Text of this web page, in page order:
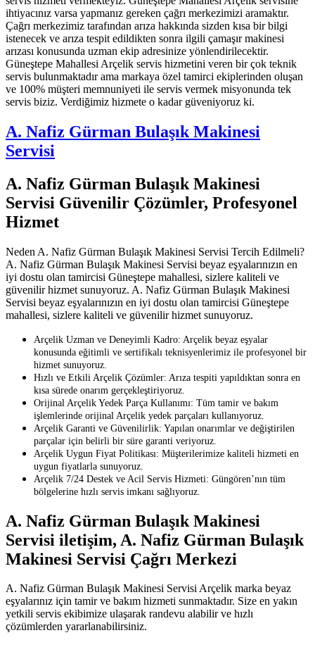
ihtiyacınız varsa yapmanız gereken çağrı merkezimizi aramaktır.
Çağrı merkezimiz tarafından arıza hakkında sizden kısa bir bilgi
istenecek ve arıza tespit edildikten sonra ilgili çamaşır makinesi
arızası konusunda uzman ekip adresinize yönlendirilecektir.
Güneştepe Mahallesi Arçelik servis hizmetini veren bir çok teknik
servis bulunmaktadır ama markaya özel tamirci ekiplerinden oluşan
ve 100% müşteri memnuniyeti ile servis vermek misyonunda tek
servis biziz. Verdiğimiz hizmete o kadar güveniyoruz ki.
A. Nafiz Gürman Bulaşık Makinesi
Servisi
A. Nafiz Gürman Bulaşık Makinesi
Servisi Güvenilir Çözümler, Profesyonel
Hizmet
Neden A. Nafiz Gürman Bulaşık Makinesi Servisi Tercih Edilmeli?
A. Nafiz Gürman Bulaşık Makinesi Servisi beyaz eşyalarınızın en
iyi dostu olan tamircisi Güneştepe mahallesi, sizlere kaliteli ve
güvenilir hizmet sunuyoruz. A. Nafiz Gürman Bulaşık Makinesi
Servisi beyaz eşyalarınızın en iyi dostu olan tamircisi Güneştepe
mahallesi, sizlere kaliteli ve güvenilir hizmet sunuyoruz.
Arçelik Uzman ve Deneyimli Kadro: Arçelik beyaz eşyalar
konusunda eğitimli ve sertifikalı teknisyenlerimiz ile profesyonel bir
hizmet sunuyoruz.
Hızlı ve Etkili Arçelik Çözümler: Arıza tespiti yapıldıktan sonra en
kısa sürede onarım gerçekleştiriyoruz.
Orijinal Arçelik Yedek Parça Kullanımı: Tüm tamir ve bakım
işlemlerinde orijinal Arçelik yedek parçaları kullanıyoruz.
Arçelik Garanti ve Güvenilirlik: Yapılan onarımlar ve değiştirilen
parçalar için belirli bir süre garanti veriyoruz.
Arçelik Uygun Fiyat Politikası: Müşterilerimize kaliteli hizmeti en
uygun fiyatlarla sunuyoruz.
Arçelik 7/24 Destek ve Acil Servis Hizmeti: Güngören’nın tüm
bölgelerine hızlı servis imkanı sağlıyoruz.
A. Nafiz Gürman Bulaşık Makinesi
Servisi iletişim, A. Nafiz Gürman Bulaşık
Makinesi Servisi Çağrı Merkezi
A. Nafiz Gürman Bulaşık Makinesi Servisi Arçelik marka beyaz
eşyalarınız için tamir ve bakım hizmeti sunmaktadır. Size en yakın
yetkili servis ekibimize ulaşarak randevu alabilir ve hızlı
çözümlerden yararlanabilirsiniz.